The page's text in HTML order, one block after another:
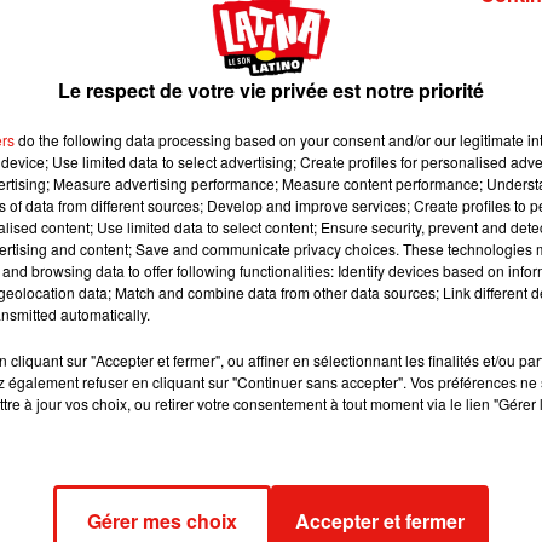
pour son public le plus fidèle.
image:Pixabay
avec les parents étant petits, vous vous rappelez peut-être de
entre les deux parties pour dormir.
réservé et c’était comme dirait l’expression « à la
grillées et petit apéro.
à tous de s’offrir quelques jours de vacances semble de plus
s’écorner.
des campings sont devenus hors de prix. En 2001, il y avait
deux petites étoiles en France.
espaces aquatiques, des spas. D’ailleurs les emplacements
un bungalow installé tout confort ou une roulotte. Résultat :
étoiles sont d’ailleurs aujourd’hui deux fois plus nombreux
ayant une étoile.
Le respect de votre vie privée est notre priorité
do the following data processing based on your consent and/or our legitimate
Use limited data to select advertising; Create profiles for personalised
Measure advertising performance; Measure content performance;
of data from different sources; Develop and improve services; Create profiles to
content; Use limited data to select content; Ensure security, prevent and
and content; Save and communicate privacy choices. These technologies
browsing data to offer following functionalities: Identify devices based on
data; Match and combine data from other data sources; Link different
automatically.
cliquant sur "Accepter et fermer", ou affiner en sélectionnant les finalités et/ou
également refuser en cliquant sur "Continuer sans accepter". Vos préférences
à jour vos choix, ou retirer votre consentement à tout moment via le lien
Gérer mes choix Accepter et fermer